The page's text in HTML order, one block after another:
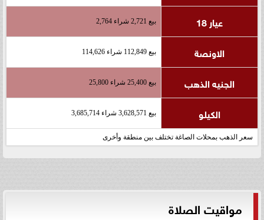
عيار 18 بيع 2,721 شراء 2,764
الاونصة بيع 112,849 شراء 114,626
الجنيه الذهب بيع 25,400 شراء 25,800
الكيلو بيع 3,628,571 شراء 3,685,714
سعر الذهب بمحلات الصاغة تختلف بين منطقة وأخرى
مواقيت الصلاة